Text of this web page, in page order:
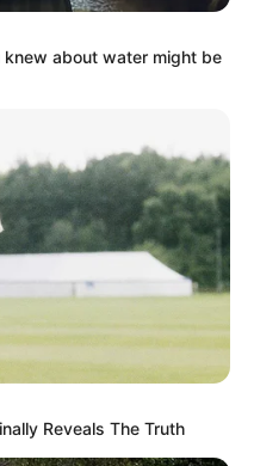
about water might be
Reveals The Truth